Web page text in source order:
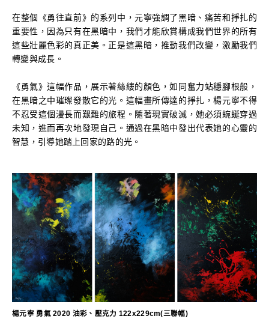
在整個《勇往直前》的系列中，元寧強調了黑暗、痛苦和掙扎的
重要性，因為只有在黑暗中，我們才能欣賞構成我們世界的所有
這些壯麗色彩的真正美。正是這黑暗，推動我們改變，激勵我們
轉變與成長。
《勇氣》這幅作品，展示著絲縷的顏色，如同奮力站穩腳根般，
在黑暗之中璀璨發散它的光。這幅畫所傳達的掙扎，楊元寧不得
不忍受這個漫長而艱難的旅程。隨著現實破滅，她必須蜿蜒穿過
未知，進而再次地發現自己。通過在黑暗中發出代表她的心靈的
智慧，引導她踏上回家的路的光。
楊元寧 勇氣 2020 油彩、壓克力 122x229cm(三聯幅)